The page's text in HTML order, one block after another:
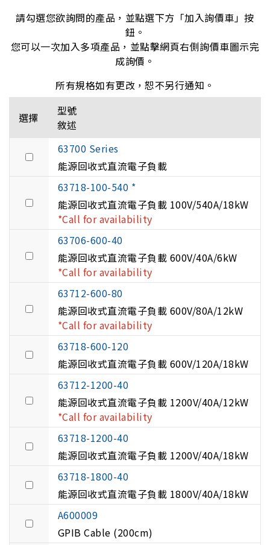
請勾選您欲詢問的產品，並點選下方「加入詢價車」按
鈕。
您可以一次加入多項產品，並點擊網頁右側詢價車圖示完
成詢價。
所有規格如有更改，恕不另行通知。
選擇
型號
敘述
63700 Series
能源回收式直流電子負載
63718-100-540 *
能源回收式直流電子負載 100V/540A/18kW
*Call for availability
63706-600-40
能源回收式直流電子負載 600V/40A/6kW
*Call for availability
63712-600-80
能源回收式直流電子負載 600V/80A/12kW
*Call for availability
63718-600-120
能源回收式直流電子負載 600V/120A/18kW
63712-1200-40
能源回收式直流電子負載 1200V/40A/12kW
*Call for availability
63718-1200-40
能源回收式直流電子負載 1200V/40A/18kW
63718-1800-40
能源回收式直流電子負載 1800V/40A/18kW
A600009
GPIB Cable (200cm)